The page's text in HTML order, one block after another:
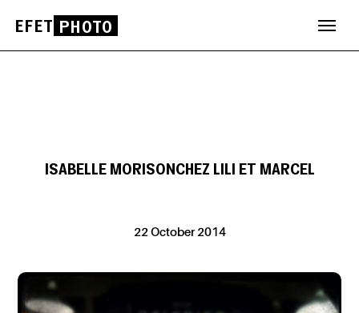
ISABELLE MORISONCHEZ LILI ET MARCEL
22 October 2014
EFET PHOTO